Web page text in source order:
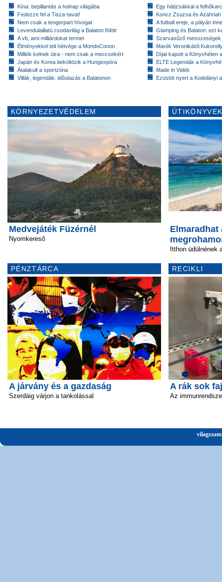
Kína: bepillantás a holnap világába
Fedezze fel a Tisza-tavat!
Nem csak a tengerpart hívogat
Levendulaillatú csodavilág a Balaton fölött
A vb, ami milliárdokat termel
Élményekkel teli hétvége a MondoConon
Milliók kelnek útra - nem csak a meccsekért
Japán és Korea beköltözik a Hungexpóra
Átalakult a sportzóna
Villák, legendák: időutazás a Balatonon
Egy hátizsákkal a
Koncz Zsuzsa és
A futball ereje, a pályán
Glamping és Balaton: ezt
Szarvasűző messzeségek
Marék Veronikától
Díjat kapott a Könyvhéten
ELTE Legendák a
Made in Vidék
Ezüstöt nyert a Kodolányi
KÖRNYEZETVÉDELEM
Medvejáték Füzérnél
Nyomkereső
PÉNZTÁRCA
A járvány és a gazdaság
Szerdáig várjon a tankolással
Elmaradhat
Itthon üdülnének
RECIKLI
A rák sok
Az